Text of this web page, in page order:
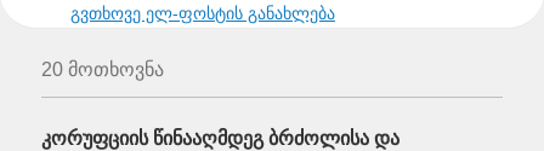
გვთხოვე ელ-ფოსტის განახლება
20 მოთხოვნა
კორუფციის წინააღმდეგ ბრძოლისა და